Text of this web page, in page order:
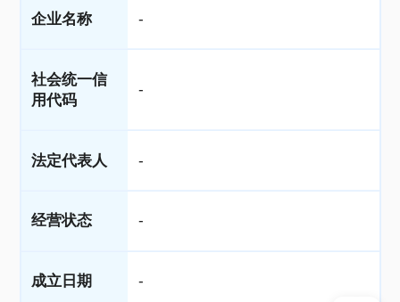
企业名称 -
社会统一信
用代码
-
法定代表人 -
经营状态 -
成立日期 -